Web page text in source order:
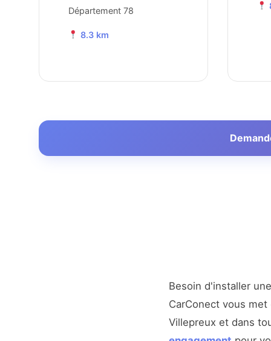
Département 78
8.3 km
Besoin d'installer
CarConect vous
Villepreux et dans